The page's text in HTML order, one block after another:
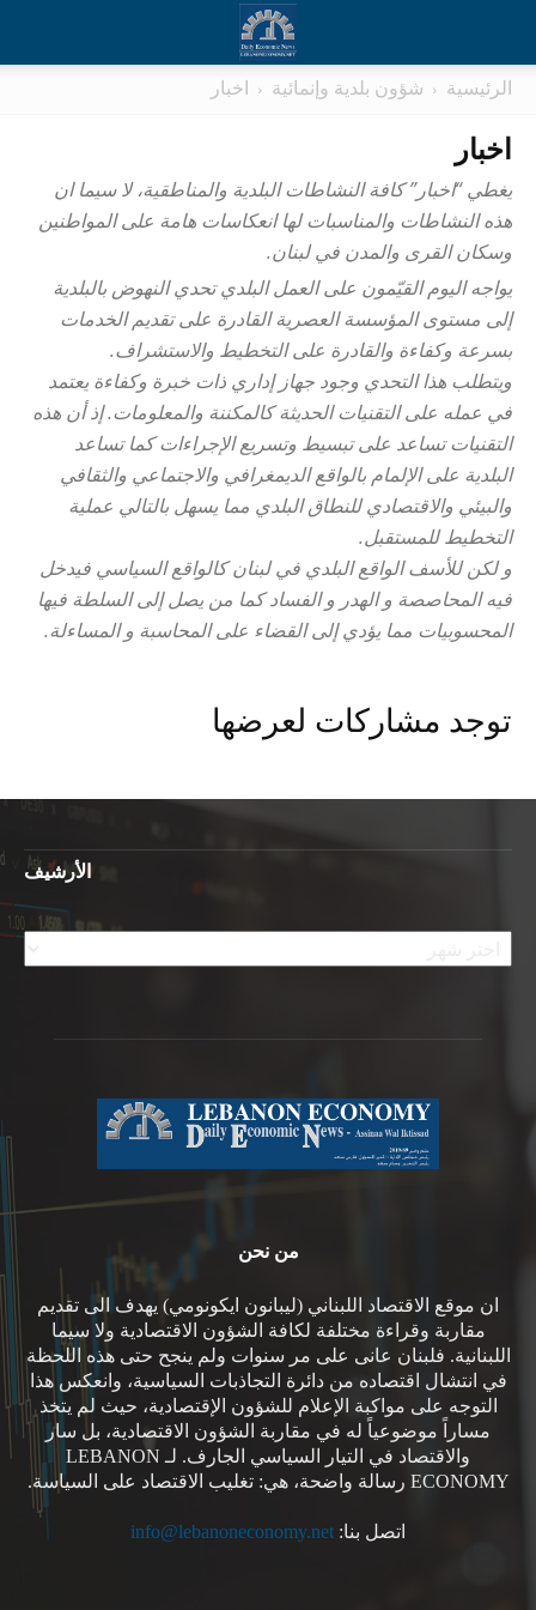
الرئيسية شؤون بلدية وإنمائية اخبار
اخبار
يغطي “اخبار” كافة النشاطات البلدية والمناطقية، لا سيما ان
هذه النشاطات والمناسبات لها انعكاسات هامة على المواطنين
وسكان القرى والمدن في لبنان.
يواجه اليوم القيّمون على العمل البلدي تحدي النهوض بالبلدية
إلى مستوى المؤسسة العصرية القادرة على تقديم الخدمات
بسرعة وكفاءة والقادرة على التخطيط والاستشراف.
ويتطلب هذا التحدي وجود جهاز إداري ذات خبرة وكفاءة يعتمد
في عمله على التقنيات الحديثة كالمكننة والمعلومات. إذ أن هذه
التقنيات تساعد على تبسيط وتسريع الإجراءات كما تساعد
البلدية على الإلمام بالواقع الديمغرافي والاجتماعي والثقافي
والبيئي والاقتصادي للنطاق البلدي مما يسهل بالتالي عملية
التخطيط للمستقبل.
و لكن للأسف الواقع البلدي في لبنان كالواقع السياسي فيدخل
فيه المحاصصة و الهدر و الفساد كما من يصل إلى السلطة فيها
المحسوبيات مما يؤدي إلى القضاء على المحاسبة و المساءلة.
توجد مشاركات لعرضها
الأرشيف
الأرشيف
من نحن
ان موقع الاقتصاد اللبناني (ليبانون ايكونومي) يهدف الى تقديم
مقاربة وقراءة مختلفة لكافة الشؤون الاقتصادية ولا سيما
اللبنانية. فلبنان عانى على مر سنوات ولم ينجح حتى هذه اللحظة
في انتشال اقتصاده من دائرة التجاذبات السياسية، وانعكس هذا
التوجه على مواكبة الإعلام للشؤون الإقتصادية، حيث لم يتخذ
مساراً موضوعياً له في مقاربة الشؤون الاقتصادية، بل سار
والاقتصاد في التيار السياسي الجارف. لـ LEBANON
ECONOMY رسالة واضحة، هي: تغليب الاقتصاد على السياسة.
اتصل بنا: info@lebanoneconomy.net